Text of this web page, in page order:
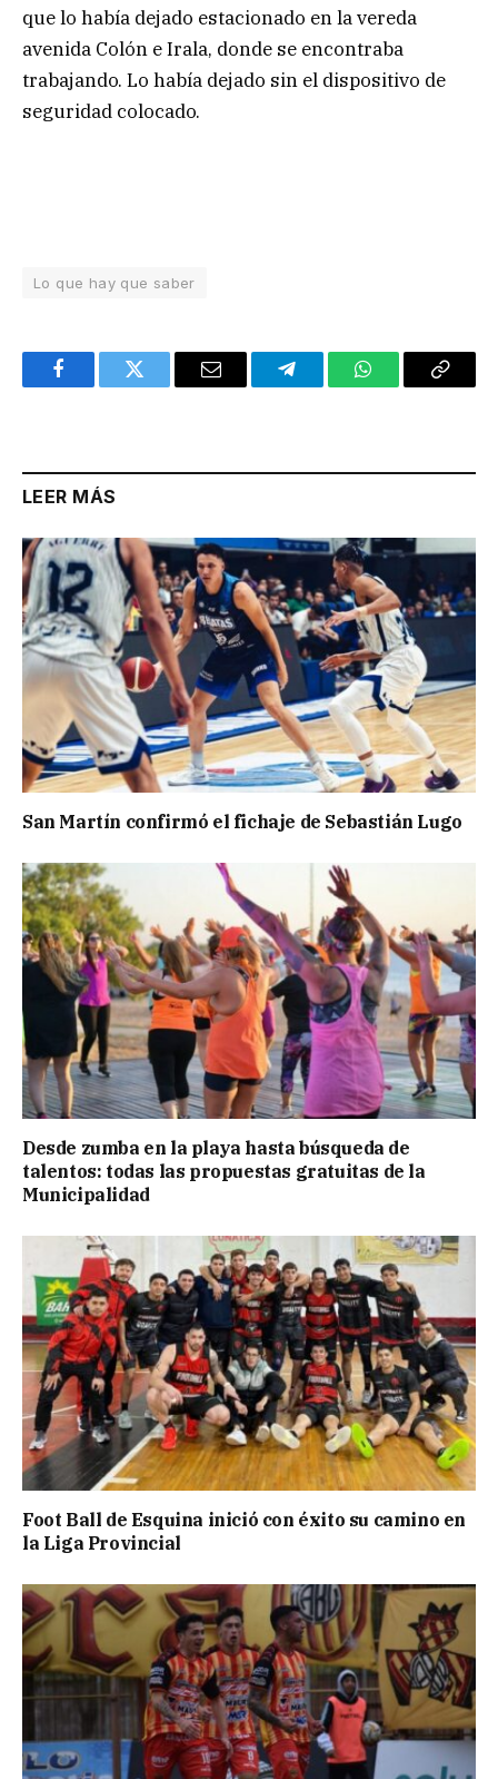
que lo había dejado estacionado en la vereda
avenida Colón e Irala, donde se encontraba
trabajando. Lo había dejado sin el dispositivo de
seguridad colocado.
Lo que hay que saber
FacebookTwitter Email TelegramWhatsAppCopy
LEER MÁS
San Martín confirmó el fichaje de Sebastián Lugo
Desde zumba en la playa hasta búsqueda de
talentos: todas las propuestas gratuitas de la
Municipalidad
Foot Ball de Esquina inició con éxito su camino en
la Liga Provincial